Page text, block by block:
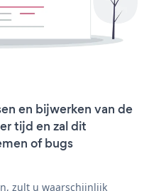
en bijwerken van de
tijd en zal dit
of bugs
zult u waarschijnlijk